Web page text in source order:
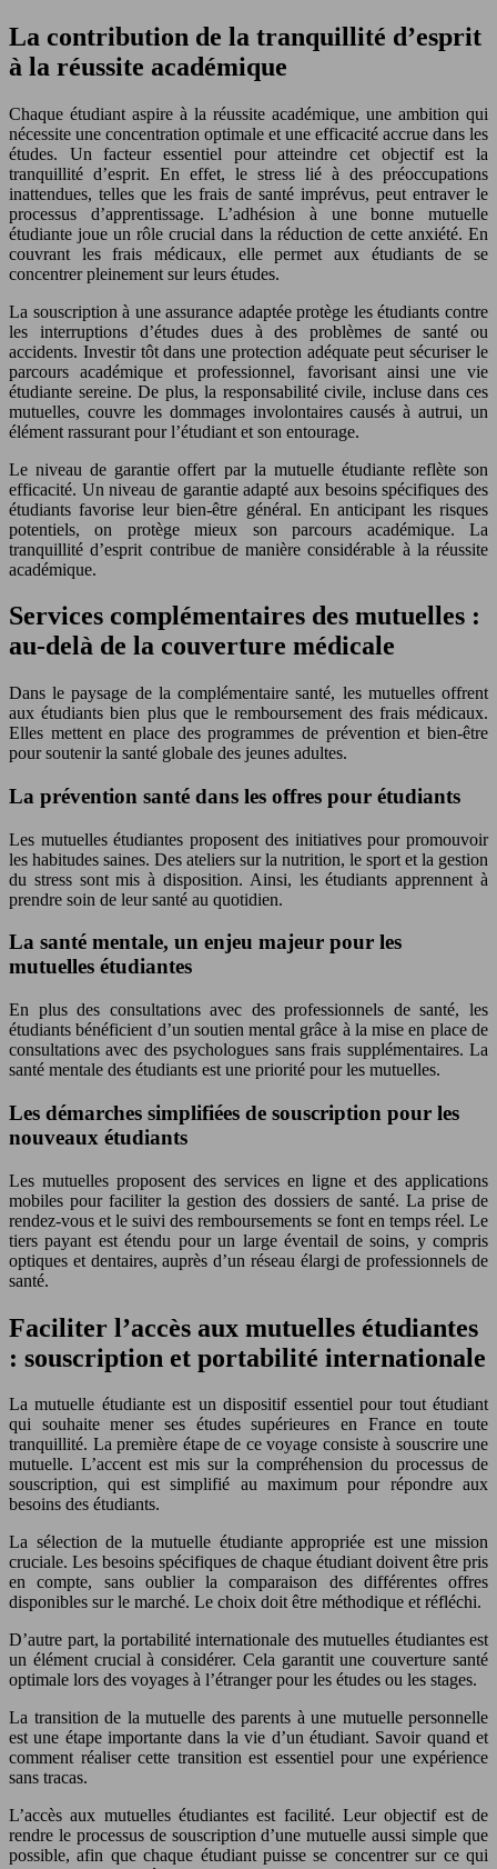
La contribution de la tranquillité d’esprit
à la réussite académique
Chaque étudiant aspire à la réussite académique, une ambition qui
nécessite une concentration optimale et une efficacité accrue dans les
études. Un facteur essentiel pour atteindre cet objectif est la
tranquillité d’esprit. En effet, le stress lié à des préoccupations
inattendues, telles que les frais de santé imprévus, peut entraver le
processus d’apprentissage. L’adhésion à une bonne mutuelle
étudiante joue un rôle crucial dans la réduction de cette anxiété. En
couvrant les frais médicaux, elle permet aux étudiants de se
concentrer pleinement sur leurs études.
La souscription à une assurance adaptée protège les étudiants contre
les interruptions d’études dues à des problèmes de santé ou
accidents. Investir tôt dans une protection adéquate peut sécuriser le
parcours académique et professionnel, favorisant ainsi une vie
étudiante sereine. De plus, la responsabilité civile, incluse dans ces
mutuelles, couvre les dommages involontaires causés à autrui, un
élément rassurant pour l’étudiant et son entourage.
Le niveau de garantie offert par la mutuelle étudiante reflète son
efficacité. Un niveau de garantie adapté aux besoins spécifiques des
étudiants favorise leur bien-être général. En anticipant les risques
potentiels, on protège mieux son parcours académique. La
tranquillité d’esprit contribue de manière considérable à la réussite
académique.
Services complémentaires des mutuelles :
au-delà de la couverture médicale
Dans le paysage de la complémentaire santé, les mutuelles offrent
aux étudiants bien plus que le remboursement des frais médicaux.
Elles mettent en place des programmes de prévention et bien-être
pour soutenir la santé globale des jeunes adultes.
La prévention santé dans les offres pour étudiants
Les mutuelles étudiantes proposent des initiatives pour promouvoir
les habitudes saines. Des ateliers sur la nutrition, le sport et la gestion
du stress sont mis à disposition. Ainsi, les étudiants apprennent à
prendre soin de leur santé au quotidien.
La santé mentale, un enjeu majeur pour les
mutuelles étudiantes
En plus des consultations avec des professionnels de santé, les
étudiants bénéficient d’un soutien mental grâce à la mise en place de
consultations avec des psychologues sans frais supplémentaires. La
santé mentale des étudiants est une priorité pour les mutuelles.
Les démarches simplifiées de souscription pour les
nouveaux étudiants
Les mutuelles proposent des services en ligne et des applications
mobiles pour faciliter la gestion des dossiers de santé. La prise de
rendez-vous et le suivi des remboursements se font en temps réel. Le
tiers payant est étendu pour un large éventail de soins, y compris
optiques et dentaires, auprès d’un réseau élargi de professionnels de
santé.
Faciliter l’accès aux mutuelles étudiantes
: souscription et portabilité internationale
La mutuelle étudiante est un dispositif essentiel pour tout étudiant
qui souhaite mener ses études supérieures en France en toute
tranquillité. La première étape de ce voyage consiste à souscrire une
mutuelle. L’accent est mis sur la compréhension du processus de
souscription, qui est simplifié au maximum pour répondre aux
besoins des étudiants.
La sélection de la mutuelle étudiante appropriée est une mission
cruciale. Les besoins spécifiques de chaque étudiant doivent être pris
en compte, sans oublier la comparaison des différentes offres
disponibles sur le marché. Le choix doit être méthodique et réfléchi.
D’autre part, la portabilité internationale des mutuelles étudiantes est
un élément crucial à considérer. Cela garantit une couverture santé
optimale lors des voyages à l’étranger pour les études ou les stages.
La transition de la mutuelle des parents à une mutuelle personnelle
est une étape importante dans la vie d’un étudiant. Savoir quand et
comment réaliser cette transition est essentiel pour une expérience
sans tracas.
L’accès aux mutuelles étudiantes est facilité. Leur objectif est de
rendre le processus de souscription d’une mutuelle aussi simple que
possible, afin que chaque étudiant puisse se concentrer sur ce qui